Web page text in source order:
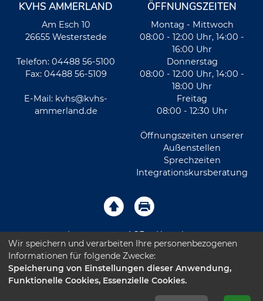
KVHS AMMERLAND
Am Esch 10
26655 Westerstede
Telefon: 04488 56-5100
Fax: 04488 56-5109
E-Mail: kvhs@kvhs-
ammerland.de
ÖFFNUNGSZEITEN
Montag - Mittwoch
08:00 - 12:00 Uhr, 14:00 -
16:00 Uhr
Donnerstag
08:00 - 12:00 Uhr, 14:00 -
18:00 Uhr
Freitag
08:00 - 12:30 Uhr
Öffnungszeiten unserer
Außenstellen
Sprechzeiten
Integrationskursberatung
Impressum AGB Kontakt
Sitemap Datenschutz Leichte Sprache
Barrierefreiheitserklärung
Wir speichern und verarbeiten Ihre personenbezogenen
Informationen für folgende Zwecke:
Speicherung von Einstellungen dieser Anwendung,
Funktionelle Cookies, Essenzielle Cookies.